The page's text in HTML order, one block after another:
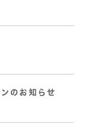
のお知らせ